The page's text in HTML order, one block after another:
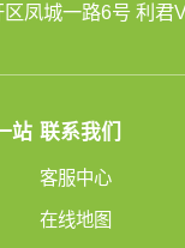
凤城一路6号 利君
站 联系我们
客服中心
在线地图